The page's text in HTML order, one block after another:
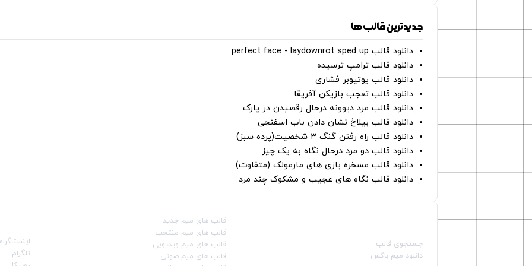
جدیدترین قالب‌ها
دانلود قالب perfect face - laydownrot sped up
دانلود قالب ترامپ ترسیده
دانلود قالب یوتیوبر فشاری
دانلود قالب تعجب بازیکن آفریقا
دانلود قالب مرد دیوونه درحال رقصیدن در پارک
دانلود قالب بیلاخ نشان دادن باب اسفنجی
دانلود قالب راه رفتن گنگ ۳ شخصیت(پرده سبز)
دانلود قالب دو مرد درحال نگاه به یک چیز
دانلود قالب مسخره بازی های مارمولک (متفاوت)
دانلود قالب نگاه های عجیب و مشکوک چند مرد
جستجوی قالب
دانلود میم باکس
قالب‌ های میم جدید
قالب‌ های میم منتخب
قالب‌ های میم ویدیویی
قالب‌ های میم صوتی
تلگرام